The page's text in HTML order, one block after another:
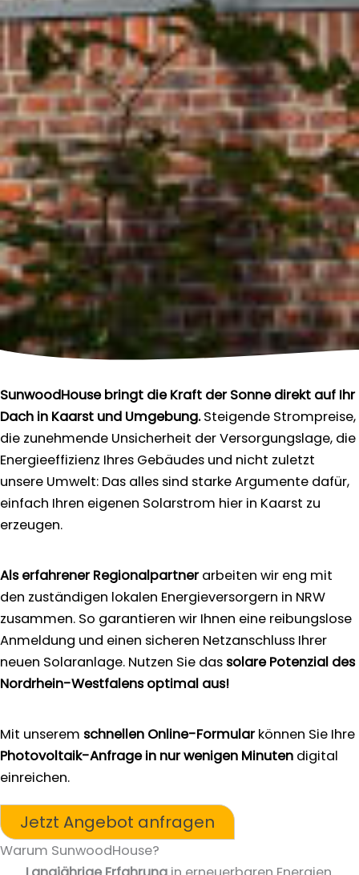
SunwoodHouse bringt die Kraft der Sonne direkt auf Ihr
Dach in Kaarst und Umgebung.Steigende Strompreise,
die zunehmende Unsicherheit der Versorgungslage, die
Energieeffizienz Ihres Gebäudes und nicht zuletzt
unsere Umwelt: Das alles sind starke Argumente dafür,
einfach Ihren eigenen Solarstrom hier in Kaarst zu
erzeugen.
Als erfahrener Regionalpartnerarbeiten wir eng mit
den zuständigen lokalen Energieversorgern in NRW
zusammen. So garantieren wir Ihnen eine reibungslose
Anmeldung und einen sicheren Netzanschluss Ihrer
neuen Solaranlage. Nutzen Sie das solare Potenzial des
Nordrhein-Westfalens optimal aus!
Mit unserem schnellen Online-Formularkönnen Sie Ihre
Photovoltaik-Anfrage in nur wenigen Minuten digital
einreichen.
Jetzt Angebot anfragen
Warum SunwoodHouse?